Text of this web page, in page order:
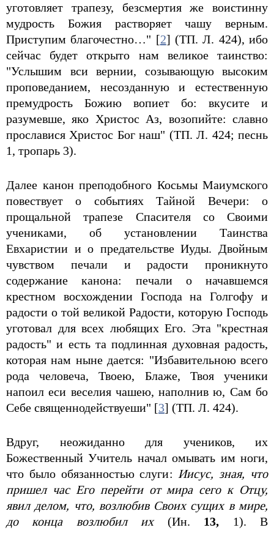
уготовляет трапезу, безсмертия же воистинну
мудрость Божия растворяет чашу верным.
Приступим благочестно…" [2] (ТП. Л. 424), ибо
сейчас будет открыто нам великое таинство:
"Услышим вси вернии, созывающую высоким
проповеданием, несозданную и естественную
премудрость Божию вопиет бо: вкусите и
разумевше, яко Христос Аз, возопийте: славно
прославися Христос Бог наш" (ТП. Л. 424; песнь
1, тропарь 3).
Далее канон преподобного Косьмы Маиумского
повествует о событиях Тайной Вечери: о
прощальной трапезе Спасителя со Своими
учениками, об установлении Таинства
Евхаристии и о предательстве Иуды. Двойным
чувством печали и радости проникнуто
содержание канона: печали о начавшемся
крестном восхождении Господа на Голгофу и
радости о той великой Радости, которую Господь
уготовал для всех любящих Его. Эта "крестная
радость" и есть та подлинная духовная радость,
которая нам ныне дается: "Избавительною всего
рода человеча, Твоею, Блаже, Твоя ученики
напоил еси веселия чашею, наполнив ю, Сам бо
Себе священнодействуеши" [3] (ТП. Л. 424).
Вдруг, неожиданно для учеников, их
Божественный Учитель начал омывать им ноги,
что было обязанностью слуги: Иисус, зная, что
пришел час Его перейти от мира сего к Отцу,
явил делом, что, возлюбив Своих сущих в мире,
до конца возлюбил их(Ин. 13, 1). В